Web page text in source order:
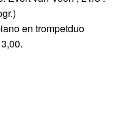
en trompetduo